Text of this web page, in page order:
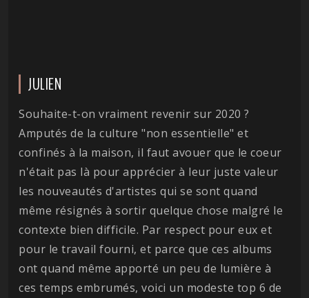
JULIEN
Souhaite-t-on vraiment revenir sur 2020 ?
Amputés de la culture "non essentielle" et
confinés à la maison, il faut avouer que le coeur
n'était pas là pour apprécier à leur juste valeur
les nouveautés d'artistes qui se sont quand
même résignés à sortir quelque chose malgré le
contexte bien difficile. Par respect pour eux et
pour le travail fourni, et parce que ces albums
ont quand même apporté un peu de lumière à
ces temps embrumés, voici un modeste top 6 de